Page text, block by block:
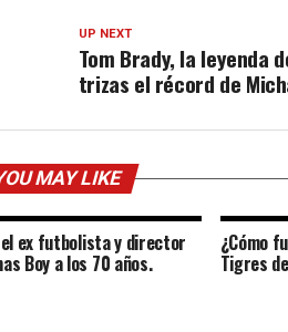
UP NEXT
Tom Brady, la leyenda
trizas el récord de
MAY LIKE
ex futbolista y director
Boy a los 70 años.
¿Cómo
Tigres